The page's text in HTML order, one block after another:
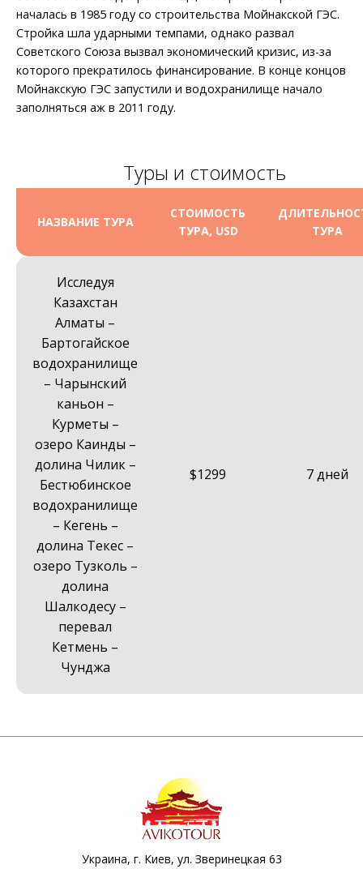
началась в 1985 году со строительства Мойнакской ГЭС.
Стройка шла ударными темпами, однако развал
Советского Союза вызвал экономический кризис, из-за
которого прекратилось финансирование. В конце концов
Мойнакскую ГЭС запустили и водохранилище начало
заполняться аж в 2011 году.
Туры и стоимость
НАЗВАНИЕ ТУРА
СТОИМОСТЬ
ТУРА, USD
ТУРА
Исследуя
Казахстан
Алматы –
Бартогайское
водохранилище
– Чарынский
каньон –
Курметы –
озеро Каинды –
долина Чилик –
Бестюбинское
водохранилище
– Кегень –
долина Текес –
озеро Тузколь –
долина
Шалкодесу –
перевал
Кетмень –
Чунджа
$1299 7 дней
Украина, г. Киев, ул. Зверинецкая 63